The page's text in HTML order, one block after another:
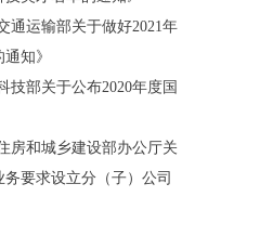
通运输部关于做好2021年
知》
技部关于公布2020年度国
房和城乡建设部办公厅关
要求设立分（子）公司